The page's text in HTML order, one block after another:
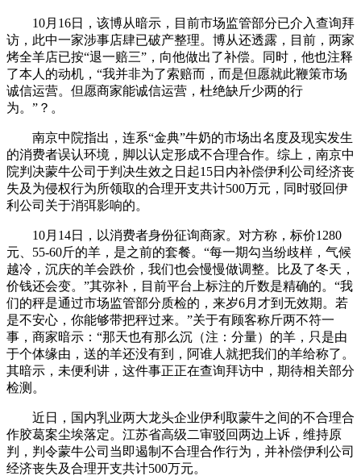
10月16日，该博从暗示，目前市场监管部分已介入查询拜
访，此中一家涉事店肆已破产整理。博从还透露，目前，两家
烤全羊店已按“退一赔三”，向他做出了补偿。同时，他也注释
了本人的动机，“我并非为了索赔而，而是但愿就此鞭策市场
诚信运营。但愿商家能诚信运营，杜绝缺斤少两的行
为。”？。
南京中院指出，连系“金典”牛奶的市场出名度及现实发生
的消费者误认环境，脚以认定形成不合理合作。综上，南京中
院判决蒙牛公司于判决生效之日起15日内补偿伊利公司经济丧
失及为侵权行为所领取的合理开支共计500万元，同时驳回伊
利公司关于消弭影响的。
10月14日，以消费者身份征询商家。对方称，标价1280
元、55-60斤的羊，是之前的套餐。“每一期勾当纷歧样，气候
越冷，沉庆的羊会跌价，我们也会慢慢做调整。比及了冬天，
价钱还会变。”其弥补，目前平台上标注的斤数是精确的。“我
们的秤是通过市场监管部分质检的，来岁6月才到无效期。若
是不安心，你能够带把秤过来。”关于有顾客称斤两不符一
事，商家暗示：“那天也有那么沉（注：分量）的羊，只是由
于个体缘由，送的羊还没有到，阿谁人就把我们的羊给称了。
其暗示，未便利讲，这件事正正在查询拜访中，期待相关部分
检测。
近日，国内乳业两大龙头企业伊利取蒙牛之间的不合理合
作胶葛案尘埃落定。江苏省高级二审驳回两边上诉，维持原
判，判令蒙牛公司当即遏制不合理合作行为，并补偿伊利公司
经济丧失及合理开支共计500万元。